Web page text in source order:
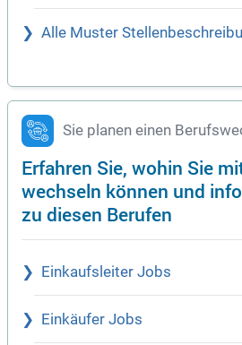
Alle Muster
Sie planen einen
Erfahren Sie, wohin Sie
wechseln können und
zu diesen Berufen
Einkaufsleiter Jobs
Einkäufer Jobs